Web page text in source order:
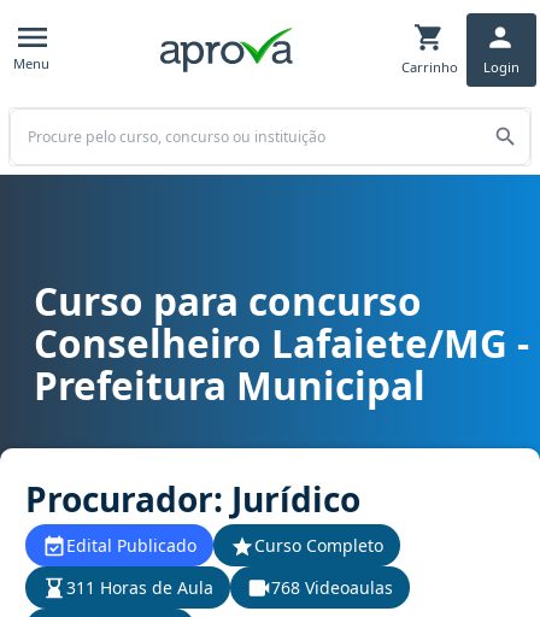
Menu Carrinho Login
Buscar
Curso para concurso Conselheiro Lafaiete/MG - Prefeitura
Curso para concurso
Conselheiro Lafaiete/MG -
Prefeitura Municipal
Procurador: Jurídico
Edital Publicado
Curso Completo
311 Horas de Aula
768 Videoaulas